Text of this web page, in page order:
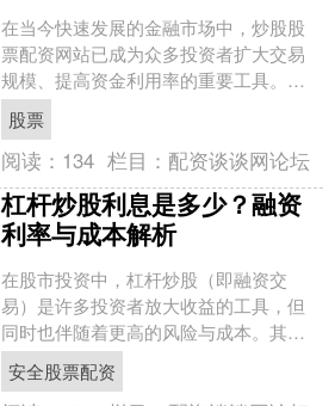
在当今快速发展的金融市场中，炒股股
票配资网站已成为众多投资者扩大交易
规模、提高资金利用率的重要工具。随
着配资需求的不断增长配资谈谈网论
坛，各类配资平台如雨后春笋....
股票
阅读： 134 栏目： 配资谈谈网论坛
杠杆炒股利息是多少？融资
利率与成本解析
在股市投资中，杠杆炒股（即融资交
易）是许多投资者放大收益的工具，但
同时也伴随着更高的风险与成本。其
中，利息是杠杆炒股中最直接的成本之
一。本文将详细解析杠杆炒股的....
安全股票配资